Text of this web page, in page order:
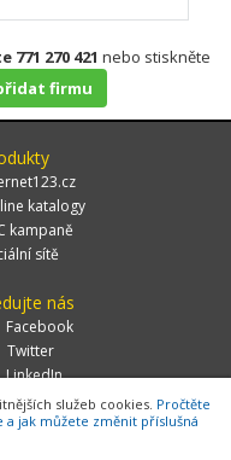
771 270 421 nebo stiskněte
firmu
katalogy
kampaně
sítě
nás
Facebook
Twitter
LinkedIn
služeb cookies. Pročtěte
jak můžete změnit příslušná